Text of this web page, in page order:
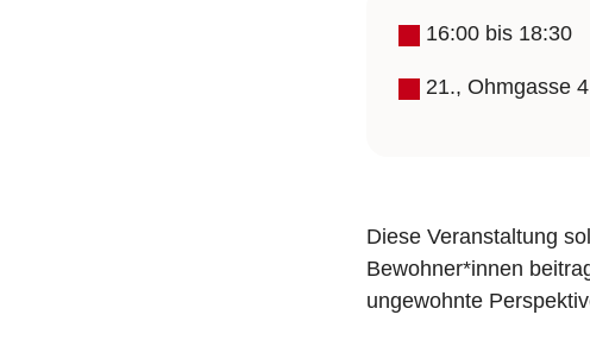
16:00 bis 18:30
21., Ohmgasse
Diese Veranstaltung
Bewohner*innen
ungewohnte